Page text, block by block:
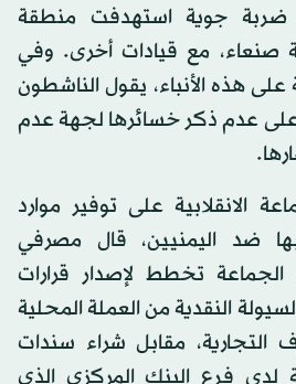
جوية استهدفت منطقة
صنعاء، مع قيادات أخرى. وفي
هذه الأنباء، يقول الناشطون
عدم ذكر خسائرها لجهة عدم
على توفير موارد
ضد اليمنيين، قال مصرفي
الجماعة تخطط لإصدار قرارات
النقدية من العملة المحلية
التجارية، مقابل شراء سندات
فرع البنك المركزي الذي